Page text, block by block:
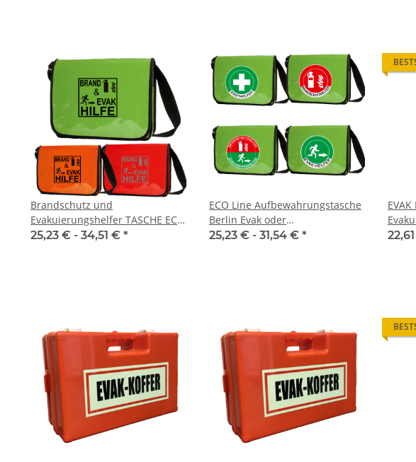
Brandschutz und
Evakuierungshelfer TASCHE ECO
Bag BRAND&EVAK Piktogram
25,23 € - 34,51 € *
ECO Line Aufbewahrungstasche
Berlin Evak oder
Brandschutztasche (ohne Inhalt)
25,23 € - 31,54 € *
Feuerwehr Warnweste Gelb +
Orange in 10 Größen
4,72 € -9,38 €
Geburtstags Warnweste Mobiles
Gästebuch - 18. Geburtstag -
Wunschzahl - Neon Warnweste
11,99 € -14,99 €
Korntex® -